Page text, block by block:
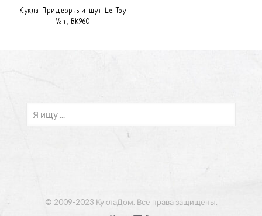
Кукла Придворный шут Le Toy
Van, BK960
© 2009-2023 КуклаДом. Все права защищены.